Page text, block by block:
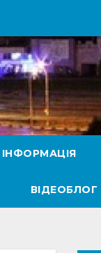
ВІДЕОБЛОГ